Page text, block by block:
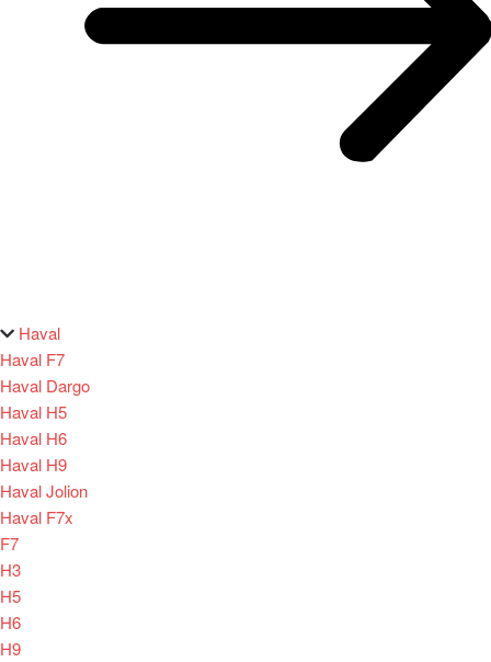
Haval
Haval F7
Haval Dargo
Haval H5
Haval H6
Haval H9
Haval Jolion
Haval F7x
F7
H3
H5
H6
H9